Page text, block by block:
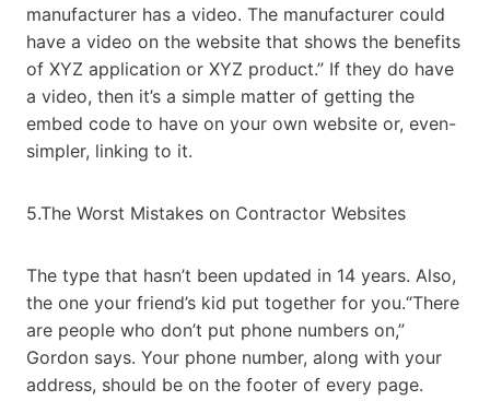
manufacturer has a video. The manufacturer could
have a video on the website that shows the benefits
of XYZ application or XYZ product.” If they do have
a video, then it’s a simple matter of getting the
embed code to have on your own website or, even-
simpler, linking to it.
5.The Worst Mistakes on Contractor Websites
The type that hasn’t been updated in 14 years. Also,
the one your friend’s kid put together for you.“There
are people who don’t put phone numbers on,”
Gordon says. Your phone number, along with your
address, should be on the footer of every page.